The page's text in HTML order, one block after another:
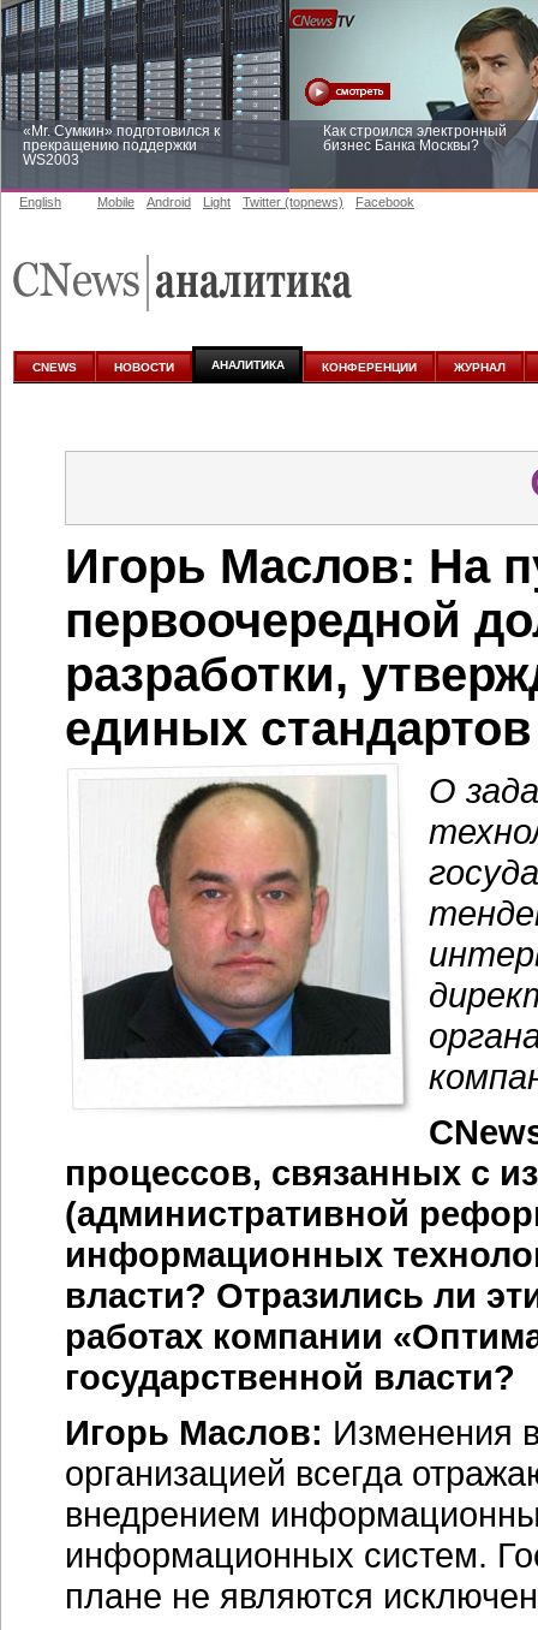
«Mr. Сумкин» подготовился к
прекращению поддержки
WS2003
Как строился электронный
бизнес Банка Москвы?
аналитике
English Mobile Android Light Twitter (topnews) Facebook
CNEWS НОВОСТИ АНАЛИТИКА КОНФЕРЕНЦИИ ЖУРНАЛ
Игорь Маслов: На
первоочередной
разработки,
единых стандартов
О
процессов, связанных с
(административной
информационных
власти? Отразились ли
работах компании
государственной власти?
Игорь Маслов: Изменения
организацией всегда
внедрением
информационных систем.
плане не являются